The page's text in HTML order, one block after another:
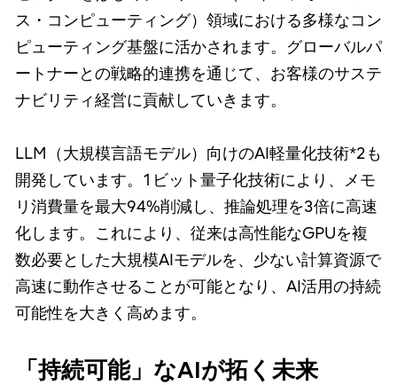
ス・コンピューティング）領域における多様なコン
ピューティング基盤に活かされます。グローバルパ
ートナーとの戦略的連携を通じて、お客様のサステ
ナビリティ経営に貢献していきます。
LLM（大規模言語モデル）向けのAI軽量化技術*2も
開発しています。1ビット量子化技術により、メモ
リ消費量を最大94%削減し、推論処理を3倍に高速
化します。これにより、従来は高性能なGPUを複
数必要とした大規模AIモデルを、少ない計算資源で
高速に動作させることが可能となり、AI活用の持続
可能性を大きく高めます。
「持続可能」なAIが拓く未来